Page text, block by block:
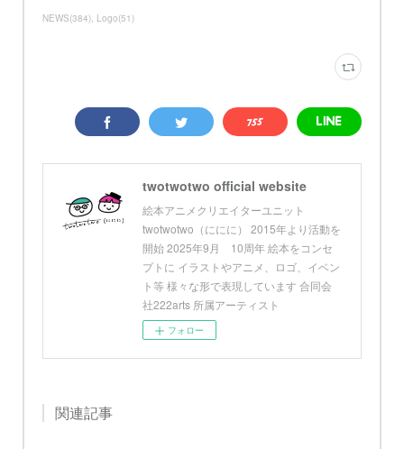
NEWS(384) Logo(51)
twotwotwo official website
絵本アニメクリエイターユニット
twotwotwo（ににに） 2015年より活動を
開始 2025年9月 10周年 絵本をコンセ
プトに イラストやアニメ、ロゴ、イベン
ト等 様々な形で表現しています 合同会
社222arts 所属アーティスト
フォロー
関連記事